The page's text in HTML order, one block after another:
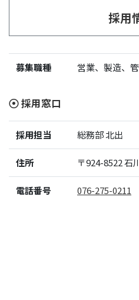
採用
募集職種 営業、製造、
採用窓口
採用担当 総務部 北出
住所 〒924-8522石
電話番号 076-275-0211